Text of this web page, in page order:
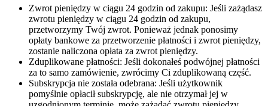
Zwrot pieniędzy w ciągu 24 godzin od zakupu: Jeśli zażądasz
zwrotu pieniędzy w ciągu 24 godzin od zakupu,
przetworzymy Twój zwrot. Ponieważ jednak ponosimy
opłaty bankowe za przetworzenie płatności i zwrot pieniędzy,
zostanie naliczona opłata za zwrot pieniędzy.
Zduplikowane płatności: Jeśli dokonałeś podwójnej płatności
za to samo zamówienie, zwrócimy Ci zduplikowaną część.
Subskrypcja nie została odebrana: Jeśli użytkownik
pomyślnie opłacił subskrypcję, ale nie otrzymał jej w